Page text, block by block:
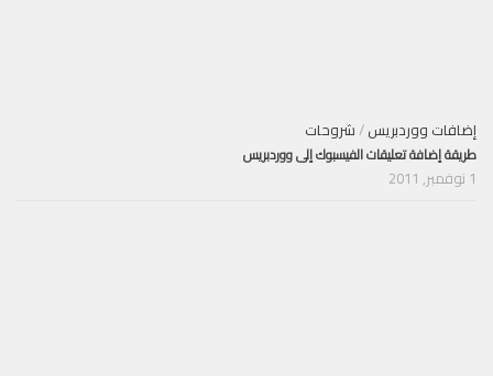
إضافات ووردبريس/شروحات
طريقة إضافة تعليقات الفيسبوك إلى ووردبريس